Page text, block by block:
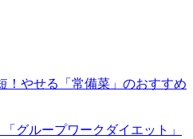
！やせる「常備菜」のおすすめ
グループワークダイエット」